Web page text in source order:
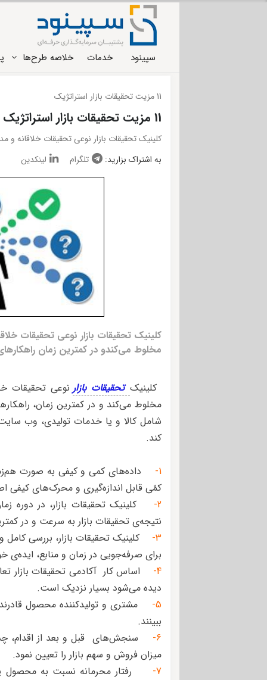
سپینود خدمات خلاصه طرح‌ها
11 مزیت تحقیقات بازار استراتژیک
11 مزیت تحقیقات بازار استراتژیک
کلینیک تحقیقات بازار نوعی تحقیقات خلاقانه
به اشتراک بزارید:
تلگرام لینکدین
کلینیک تحقیقات بازار نوعی تحقیقات
مخلوط می‌کندو در کمترین زمان راهکارهای
کلینیک تحقیقات بازارنوعی تحقیقات
مخلوط می‌کند و در کمترین زمان،
شامل کالا و یا خدمات تولیدی، وب
کند.
1-
داده‌های کمی و کیفی به صورت
کمّی قابل اندازه‌گیری و محرک‌های کیفی
2-
کلینیک تحقیقات بازار، در دوره
نتیجه‌ی تحقیقات بازار به سرعت و در
3-
کلینیک تحقیقات بازار، بررسی کامل
برای صرفه‌جویی در زمان و منابع،
4-
اساس کار آکادمی‌ تحقیقات بازار
دیده می‌شود بسیار نزدیک است.
5-
مشتری و تولیدکننده محصول قادرند
ببینند.
6-
سنجش‌های قبل و بعد از اقدام، چشم
میزان فروش و سهم بازار را تعیین نمود.
7-
رفتار محرمانه نسبت به محصول